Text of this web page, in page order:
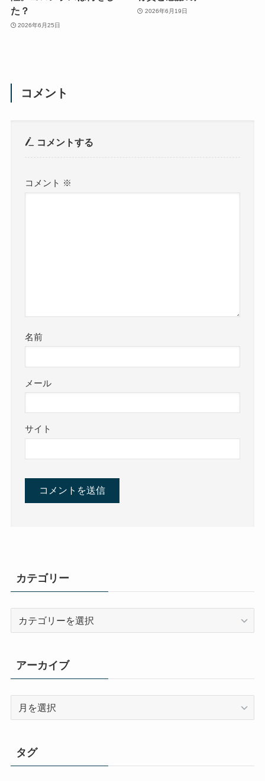
た？
2026年6月25日
2026年6月19日
コメント
コメントする
コメント ※
名前
メール
サイト
カテゴリー
リ
ー
アーカイブ
ブ
タグ